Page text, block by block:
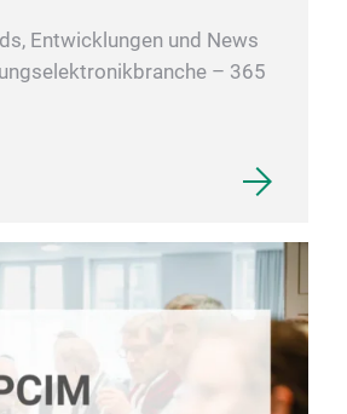
Entwicklungen und News
– 365